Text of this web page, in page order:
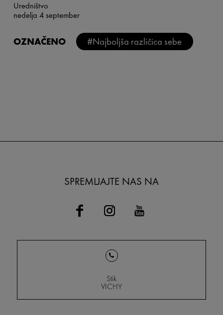
Uredništvo
nedelja 4 september
OZNAČENO #Najboljša različica sebe
SPREMLJAJTE NAS NA
Stik
VICHY